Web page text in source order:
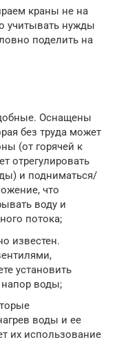
краны не на
учитывать нужды
поделить на
Оснащены
без труда может
(от горячей к
отрегулировать
и подниматься/
что
воду и
потока;
известен.
установить
напор воды;
воды и ее
их использование